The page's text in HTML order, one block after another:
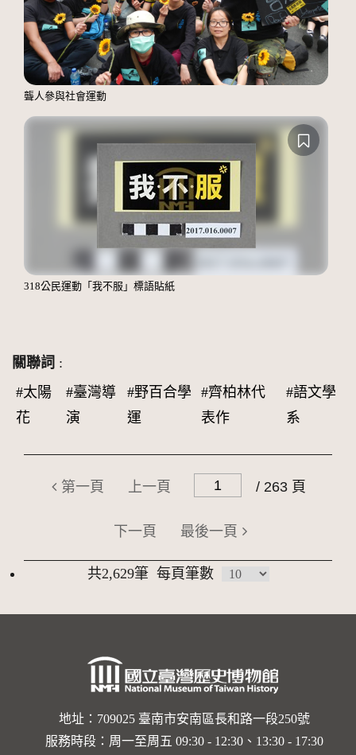
聾人參與社會運動
318公民運動「我不服」標語貼紙
關聯詞 :
#太陽
花
#臺灣導
演
#野百合學
運
#齊柏林代
表作
#語文學
系
第一頁 上一頁 / 263 頁
下一頁 最後一頁
共2,629筆 每頁筆數
地址：709025 臺南市安南區長和路一段250號
服務時段：周一至周五 09:30 - 12:30、13:30 - 17:30